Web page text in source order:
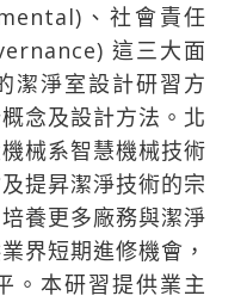
、社會責任
這三大面
潔淨室設計研習方
念及設計方法。北
械系智慧機械技術
提昇潔淨技術的宗
養更多廠務與潔淨
界短期進修機會，
。本研習提供業主